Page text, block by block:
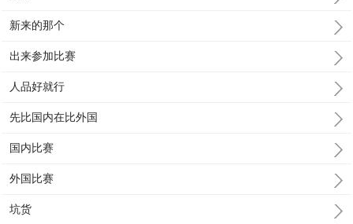
新来的那个
出来参加比赛
人品好就行
先比国内在比外国
国内比赛
外国比赛
坑货